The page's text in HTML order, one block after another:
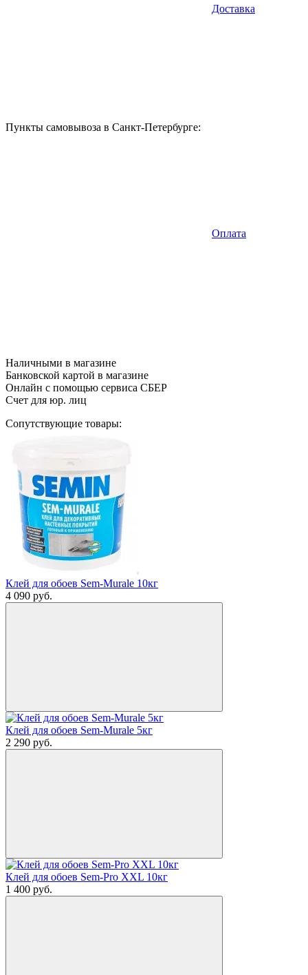
Доставка
Пункты самовывоза в Санкт-Петербурге:
Оплата
Наличными в магазине
Банковской картой в магазине
Онлайн с помощью сервиса СБЕР
Счет для юр. лиц
Сопутствующие товары:
Клей для обоев Sem-Murale 10кг
4 090 руб.
Клей для обоев Sem-Murale 5кг
2 290 руб.
Клей для обоев Sem-Pro XXL 10кг
1 400 руб.